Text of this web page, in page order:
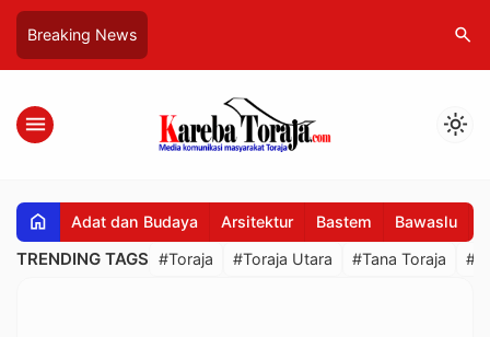
Breaking News search
menu light_mode
home Adat dan Budaya Arsitektur Bastem Bawaslu
TRENDING TAGS #Toraja #Toraja Utara #Tana Toraja